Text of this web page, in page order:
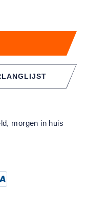
morgen in huis